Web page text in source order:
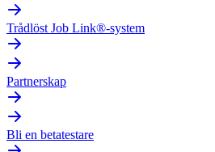
Trådlöst Job Link®-system
Partnerskap
Bli en betatestare